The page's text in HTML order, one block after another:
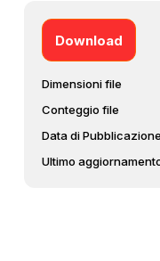
Download
Dimensioni file
Conteggio file
Data di Pubblicazione
Ultimo